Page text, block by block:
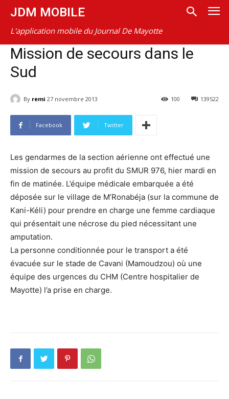
JDM MOBILE
L'application mobile du Journal De Mayotte
Mission de secours dans le
Sud
By remi 27 novembre 2013 139522
100
Facebook Twitter
Les gendarmes de la section aérienne ont effectué une
mission de secours au profit du SMUR 976, hier mardi en
fin de matinée. L’équipe médicale embarquée a été
déposée sur le village de M’Ronabéja (sur la commune de
Kani-Kéli) pour prendre en charge une femme cardiaque
qui présentait une nécrose du pied nécessitant une
amputation.
La personne conditionnée pour le transport a été
évacuée sur le stade de Cavani (Mamoudzou) où une
équipe des urgences du CHM (Centre hospitalier de
Mayotte) l’a prise en charge.